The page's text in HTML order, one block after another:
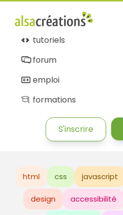
tutoriels
forum
emploi
formations
S'inscrire
html css javascript
design accessibilité